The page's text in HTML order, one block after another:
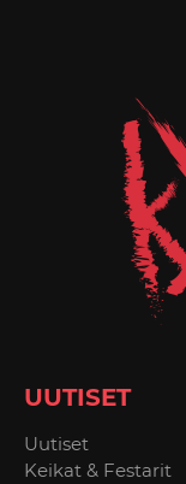
UUTISET
Uutiset
Keikat & Festarit